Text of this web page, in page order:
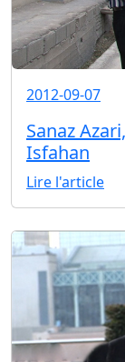
2012-09-07
Sanaz
Isfahan
Lire l'article